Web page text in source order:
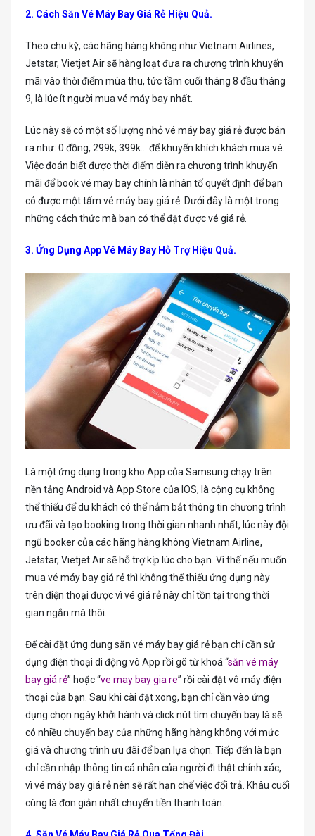
2. Cách Săn Vé Máy Bay Giá Rẻ Hiệu Quả.
Theo chu kỳ, các hãng hàng không như Vietnam Airlines,
Jetstar, Vietjet Air sẽ hàng loạt đưa ra chương trình khuyến
mãi vào thời điểm mùa thu, tức tầm cuối tháng 8 đầu tháng
9, là lúc ít người mua vé máy bay nhất.
Lúc này sẽ có một số lượng nhỏ vé máy bay giá rẻ được bán
ra như: 0 đồng, 299k, 399k… để khuyến khích khách mua vé.
Việc đoán biết được thời điểm diễn ra chương trình khuyến
mãi để book vé may bay chính là nhân tố quyết định để bạn
có được một tấm vé máy bay giá rẻ. Dưới đây là một trong
những cách thức mà bạn có thể đặt được vé giá rẻ.
3. Ứng Dụng App Vé Máy Bay Hỗ Trợ Hiệu Quả.
Là một ứng dụng trong kho App của Samsung chạy trên
nền tảng Android và App Store của IOS, là cộng cụ không
thể thiếu để du khách có thể nắm bắt thông tin chương trình
ưu đãi và tạo booking trong thời gian nhanh nhất, lúc này đội
ngũ booker của các hãng hàng không Vietnam Airline,
Jetstar, Vietjet Air sẽ hỗ trợ kịp lúc cho bạn. Vì thế nếu muốn
mua vé máy bay giá rẻ thì không thể thiếu ứng dụng này
trên điện thoại được vì vé giá rẻ này chỉ tồn tại trong thời
gian ngắn mà thôi.
Để cài đặt ứng dụng săn vé máy bay giá rẻ bạn chỉ cần sử
dụng điện thoại di động vô App rồi gõ từ khoá “săn vé máy
bay giá rẻ” hoặc “ve may bay gia re” rồi cài đặt vô máy điện
thoại của bạn. Sau khi cài đặt xong, bạn chỉ cần vào ứng
dụng chọn ngày khởi hành và click nút tìm chuyến bay là sẽ
có nhiều chuyến bay của những hãng hàng không với mức
giá và chương trình ưu đãi để bạn lựa chọn. Tiếp đến là bạn
chỉ cần nhập thông tin cá nhân của người đi thật chính xác,
vì vé máy bay giá rẻ nên sẽ rất hạn chế việc đổi trả. Khâu cuối
cùng là đơn giản nhất chuyển tiền thanh toán.